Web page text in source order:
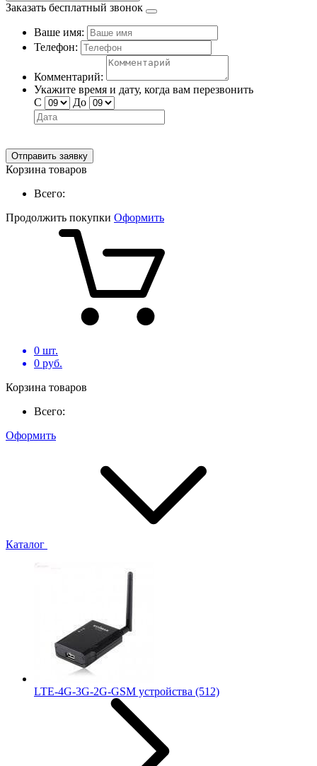
Заказать бесплатный звонок
Ваше имя:
Телефон:
Комментарий:
Укажите время и дату, когда вам перезвонить
С
До
Отправить заявку
Корзина товаров
Всего:
Продолжить покупки Оформить
0 шт.
0 руб.
Корзина товаров
Всего:
Оформить
Каталог
LTE-4G-3G-2G-GSM устройства (512)